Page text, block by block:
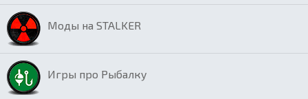
Моды на STALKER
Игры про Рыбалку